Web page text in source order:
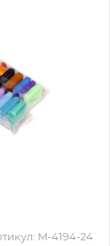
M-4194-24